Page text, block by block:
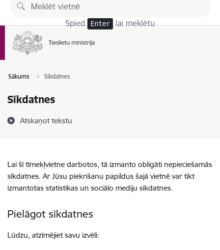
Pāriet uz lapas saturu
Spied Enter lai meklētu
Sākums Sīkdatnes
Sīkdatnes
Atskaņot tekstu
Lai šī tīmekļvietne darbotos, tā izmanto obligāti nepieciešamās
sīkdatnes. Ar Jūsu piekrišanu papildus šajā vietnē var tikt
izmantotas statistikas un sociālo mediju sīkdatnes.
Pielāgot sīkdatnes
Lūdzu, atzīmējiet savu izvēli: